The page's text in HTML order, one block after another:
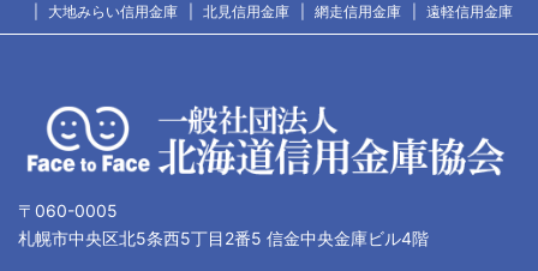
大地みらい信用金庫 北見信用金庫 網走信用金庫 遠軽信用金庫
〒060-0005
札幌市中央区北5条西5丁目2番5 信金中央金庫ビル4階